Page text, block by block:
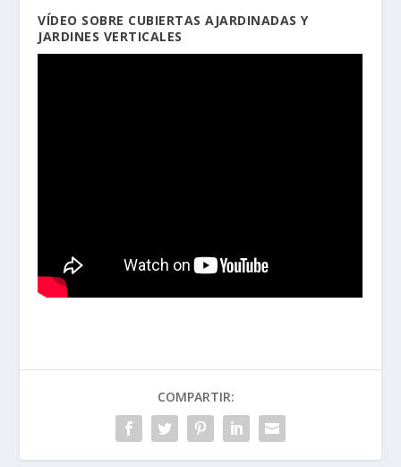
VÍDEO SOBRE CUBIERTAS AJARDINADAS Y
JARDINES VERTICALES
COMPARTIR: